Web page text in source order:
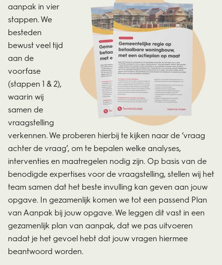
aanpak in vier
stappen. We
besteden
bewust veel tijd
aan de
voorfase
(stappen 1 & 2),
waarin wij
samen de
vraagstelling
verkennen. We proberen hierbij te kijken naar de ‘vraag
achter de vraag’, om te bepalen welke analyses,
interventies en maatregelen nodig zijn. Op basis van de
benodigde expertises voor de vraagstelling, stellen wij het
team samen dat het beste invulling kan geven aan jouw
opgave. In gezamenlijk komen we tot een passend Plan
van Aanpak bij jouw opgave. We leggen dit vast in een
gezamenlijk plan van aanpak, dat we pas uitvoeren
nadat je het gevoel hebt dat jouw vragen hiermee
beantwoord worden.